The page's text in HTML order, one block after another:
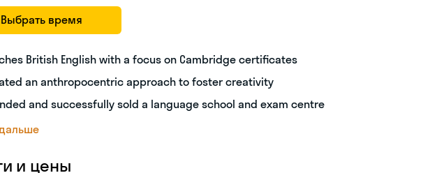
Выбрать время
British English with a focus on Cambridge certificates
an anthropocentric approach to foster creativity
and successfully sold a language school and exam centre
и цены